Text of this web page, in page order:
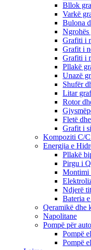
Bllok
Varkë
Bulona
Grafiti i
Grafit i
Grafiti i
Pllakë
Unazë
Shufër
Litar
Rotor
Fletë
Grafit i
Kompoziti C/
Energjia e
Pllakë
Pirgu i
Montimi
Ndjerë
Bateria
Qeramikë dhe
Napolitane
Pompë për
Pompë
Pompë